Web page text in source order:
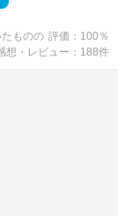
ものの 評価 100 ％
想・レビュー
188件